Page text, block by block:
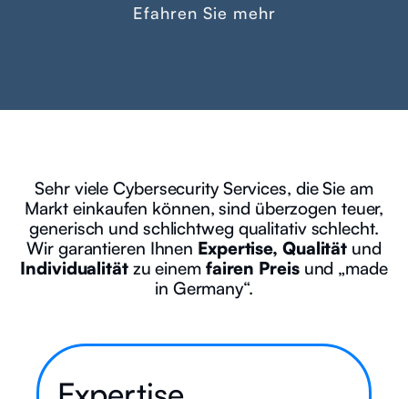
Efahren Sie mehr
Sehr viele Cybersecurity Services, die Sie am
Markt einkaufen können, sind überzogen teuer,
generisch und schlichtweg qualitativ schlecht.
Wir garantieren Ihnen Expertise, Qualität und
Individualitätzu einem fairen Preisund „made
in Germany“.